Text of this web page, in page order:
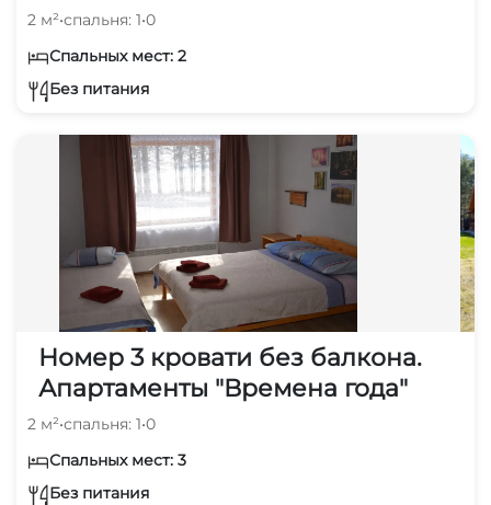
2 м²•спальня: 1•0
Спальных мест: 2
Без питания
Номер 3 кровати без балкона.
Апартаменты "Времена года"
2 м²•спальня: 1•0
Спальных мест: 3
Без питания